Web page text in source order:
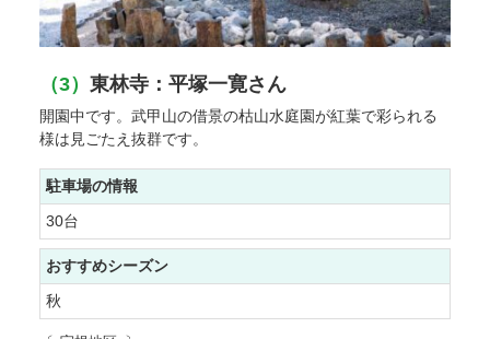
（3） 東林寺：平塚一寛さん
開園中です。武甲山の借景の枯山水庭園が紅葉で彩られる
様は見ごたえ抜群です。
駐車場の情報
30台
おすすめシーズン
秋